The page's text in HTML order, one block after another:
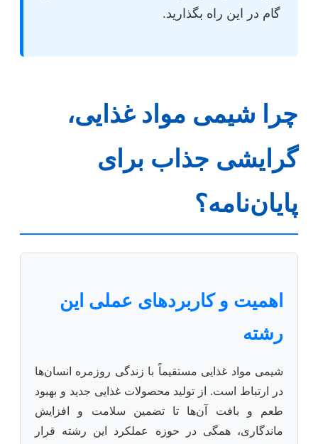
گام در این راه بگذارید.
چرا شیمی مواد غذایی،
گرایشی جذاب برای
پایان‌نامه؟
اهمیت و کاربردهای عملی این
رشته
شیمی مواد غذایی مستقیماً با زندگی روزمره انسان‌ها
در ارتباط است. از تولید محصولات غذایی جدید و بهبود
طعم و بافت آن‌ها تا تضمین سلامت و افزایش
ماندگاری، همگی در حوزه عملکرد این رشته قرار